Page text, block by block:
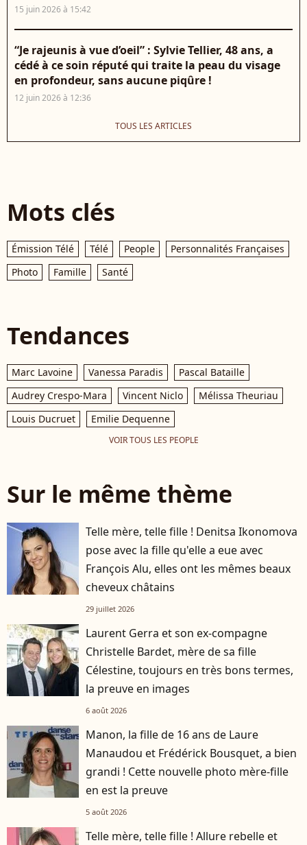
15 juin 2026 à 15:42
“Je rajeunis à vue d’oeil” : Sylvie Tellier, 48 ans, a
cédé à ce soin réputé qui traite la peau du visage
en profondeur, sans aucune piqûre !
12 juin 2026 à 12:36
TOUS LES ARTICLES
Mots clés
Émission Télé Télé People
Personnalités Françaises
Photo
Famille Santé
Tendances
Marc Lavoine Vanessa Paradis
Pascal Bataille
Audrey Crespo-Mara
Vincent Niclo
Mélissa Theuriau
Louis Ducruet
Emilie Dequenne
VOIR TOUS LES PEOPLE
Sur le même thème
Telle mère, telle fille ! Denitsa Ikonomova
pose avec la fille qu'elle a eue avec
François Alu, elles ont les mêmes beaux
cheveux châtains
29 juillet 2026
Laurent Gerra et son ex-compagne
Christelle Bardet, mère de sa fille
Célestine, toujours en très bons termes,
la preuve en images
6 août 2026
Manon, la fille de 16 ans de Laure
Manaudou et Frédérick Bousquet, a bien
grandi ! Cette nouvelle photo mère-fille
en est la preuve
5 août 2026
Telle mère, telle fille ! Allure rebelle et